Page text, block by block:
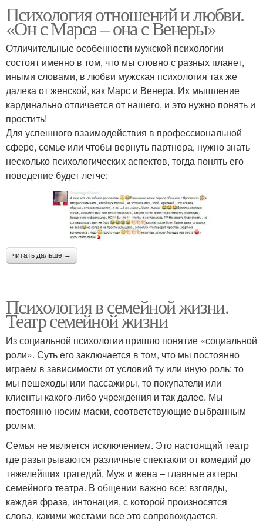
Психология отношений и любви.
«Он с Марса – она с Венеры»
Отличительные особенности мужской психологии
состоят именно в том, что мы словно с разных планет,
иными словами, в любви мужская психология так же
далека от женской, как Марс и Венера. Их мышление
кардинально отличается от нашего, и это нужно понять и
простить!
Для успешного взаимодействия в профессиональной
сфере, семье или чтобы вернуть партнера, нужно знать
несколько психологических аспектов, тогда понять его
поведение будет легче:
читать дальше →
Психология в семейной жизни.
Театр семейной жизни
Из социальной психологии пришло понятие «социальной
роли». Суть его заключается в том, что мы постоянно
играем в зависимости от условий ту или иную роль: то
мы пешеходы или пассажиры, то покупатели или
клиенты какого-либо учреждения и так далее. Мы
постоянно носим маски, соответствующие выбранным
ролям.
Семья не является исключением. Это настоящий театр
где разыгрываются различные спектакли от комедий до
тяжелейших трагедий. Муж и жена – главные актеры
семейного театра. В общении важно все: взгляды,
каждая фраза, интонация, с которой произносятся
слова, какими жестами все это сопровождается.